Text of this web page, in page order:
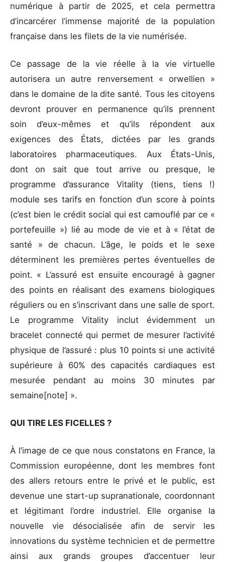
numérique à partir de 2025, et cela permettra
d’incarcérer l’immense majorité de la population
française dans les filets de la vie numérisée.
Ce passage de la vie réelle à la vie virtuelle
autorisera un autre renversement « orwellien »
dans le domaine de la dite santé. Tous les citoyens
devront prouver en permanence qu’ils prennent
soin d’eux-mêmes et qu’ils répondent aux
exigences des États, dictées par les grands
laboratoires pharmaceutiques. Aux États-Unis,
dont on sait que tout arrive ou presque, le
programme d’assurance Vitality (tiens, tiens !)
module ses tarifs en fonction d’un score à points
(c’est bien le crédit social qui est camouflé par ce «
portefeuille ») lié au mode de vie et à « l’état de
santé » de chacun. L’âge, le poids et le sexe
déterminent les premières pertes éventuelles de
point. « L’assuré est ensuite encouragé à gagner
des points en réalisant des examens biologiques
réguliers ou en s’inscrivant dans une salle de sport.
Le programme Vitality inclut évidemment un
bracelet connecté qui permet de mesurer l’activité
physique de l’assuré : plus 10 points si une activité
supérieure à 60% des capacités cardiaques est
mesurée pendant au moins 30 minutes par
semaine[note] ».
QUI TIRE LES FICELLES ?
À l’image de ce que nous constatons en France, la
Commission européenne, dont les membres font
des allers retours entre le privé et le public, est
devenue une start-up supranationale, coordonnant
et légitimant l’ordre industriel. Elle organise la
nouvelle vie désocialisée afin de servir les
innovations du système technicien et de permettre
ainsi aux grands groupes d’accentuer leur